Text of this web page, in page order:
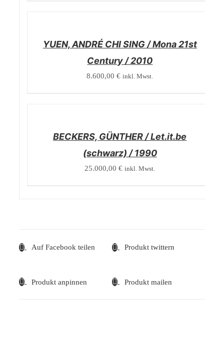
YUEN, ANDRÉ CHI SING / Mona 21st
Century / 2010
8.600,00€ inkl. Mwst.
BECKERS, GÜNTHER / Let.it.be
(schwarz) / 1990
25.000,00€ inkl. Mwst.
Auf Facebook teilen Produkt twittern
Produkt anpinnen Produkt mailen